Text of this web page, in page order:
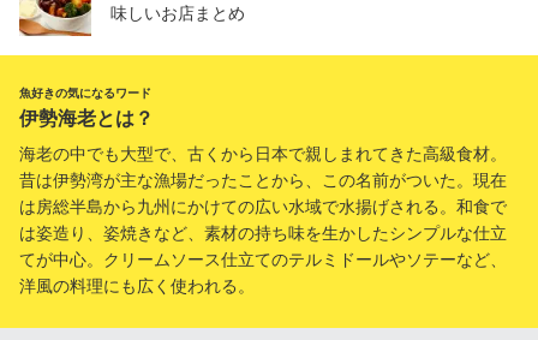
味しいお店まとめ
魚好きの気になるワード
伊勢海老とは？
海老の中でも大型で、古くから日本で親しまれてきた高級食材。
昔は伊勢湾が主な漁場だったことから、この名前がついた。現在
は房総半島から九州にかけての広い水域で水揚げされる。和食で
は姿造り、姿焼きなど、素材の持ち味を生かしたシンプルな仕立
てが中心。クリームソース仕立てのテルミドールやソテーなど、
洋風の料理にも広く使われる。